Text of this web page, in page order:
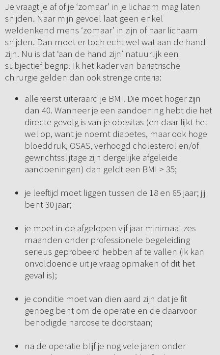
Je vraagt je af of je ‘zomaar’ in je lichaam mag laten
snijden. Naar mijn gevoel laat geen enkel
weldenkend mens ‘zomaar’ in zijn of haar lichaam
snijden. Dan moet er toch echt wel wat aan de hand
zijn. Nu is dat ‘aan de hand zijn’ natuurlijk een
subjectief begrip. Ik het kader van bariatrische
chirurgie gelden dan ook strenge criteria:
allereerst uiteraard je BMI. Die moet hoger zijn
dan 40. Wanneer je een aandoening hebt die het
directe gevolg is van je obesitas (en daar lijkt het
wel op, want je noemt diabetes, maar ook hoge
bloeddruk, OSAS, verhoogd cholesterol en/of
gewrichtsslijtage zijn dergelijke afgeleide
aandoeningen) dan geldt een BMI > 35;
je leeftijd moet liggen tussen de 18 en 65 jaar; jij
bent 30 jaar;
je moet in de afgelopen vijf jaar minimaal zes
maanden onder professionele begeleiding
serieus geprobeerd hebben af te vallen (ik kan
onvoldoende uit je vraag opmaken of dit het
geval is);
je conditie moet van dien aard zijn dat je fit
genoeg bent om de operatie en de daarvoor
benodigde narcose te doorstaan;
na de operatie blijf je nog vele jaren onder